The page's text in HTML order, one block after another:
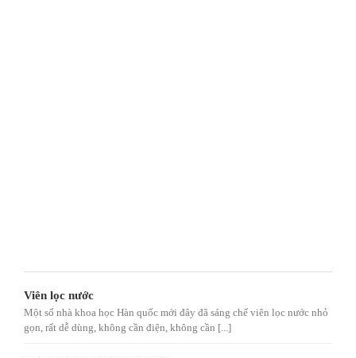
Viên lọc nước
Một số nhà khoa học Hàn quốc mới đây đã sáng chế viên lọc nước nhỏ
gọn, rất dễ dùng, không cần điện, không cần [...]